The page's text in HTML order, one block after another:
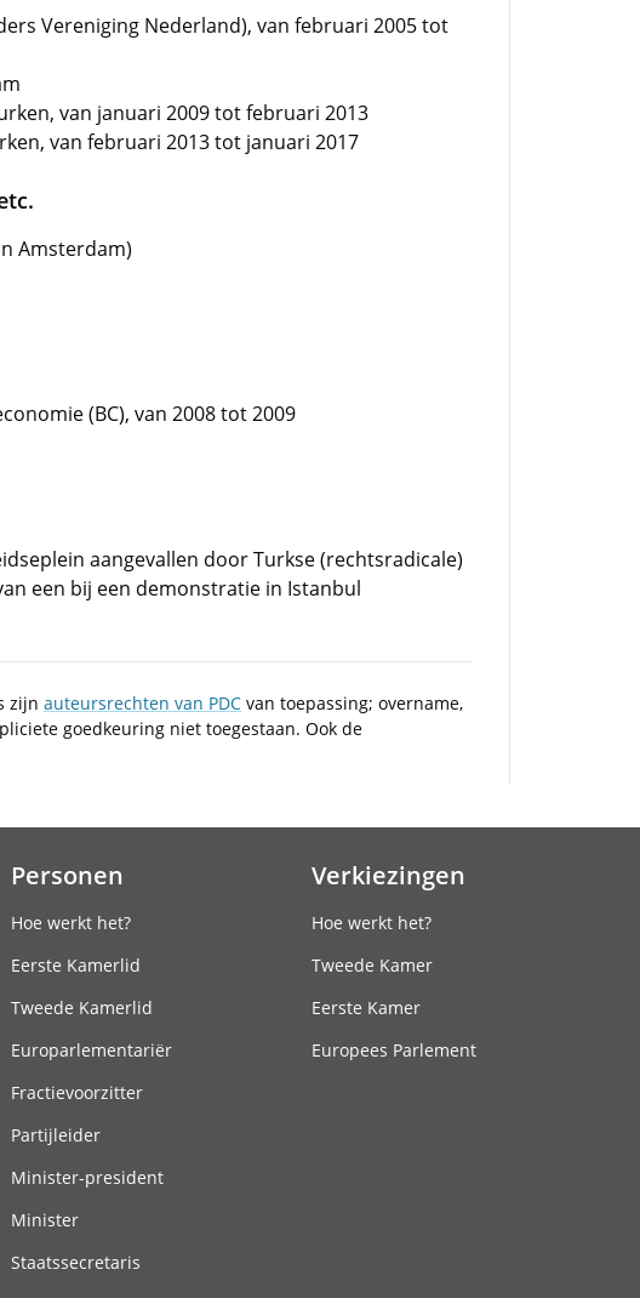
Vereniging Nederland), van februari 2005 tot
van januari 2009 tot februari 2013
van februari 2013 tot januari 2017
Amsterdam)
(BC), van 2008 tot 2009
aangevallen door Turkse (rechtsradicale)
een bij een demonstratie in Istanbul
zijn auteursrechten van PDC van toepassing; overname,
goedkeuring niet toegestaan. Ook de
Personen
Hoe werkt het?
Eerste Kamerlid
Tweede Kamerlid
Europarlementariër
Fractievoorzitter
Partijleider
Minister-president
Minister
Staatssecretaris
Verkiezingen
Hoe werkt het?
Tweede Kamer
Eerste Kamer
Europees Parlement